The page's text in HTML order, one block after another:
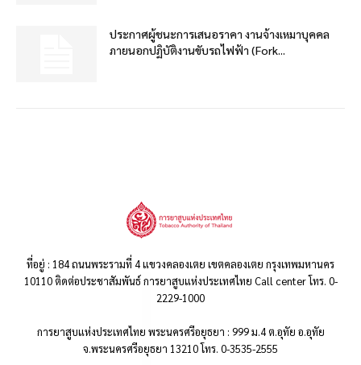
ประกาศผู้ชนะการเสนอราคา งานจ้างเหมาบุคคล
ภายนอกปฏิบัติงานขับรถไฟฟ้า (Fork...
ที่อยู่ : 184 ถนนพระรามที่ 4 แขวงคลองเตย เขตคลองเตย กรุงเทพมหานคร
10110 ติดต่อประชาสัมพันธ์ การยาสูบแห่งประเทศไทย Call center โทร. 0-
2229-1000
การยาสูบแห่งประเทศไทย พระนครศรีอยุธยา : 999 ม.4 ต.อุทัย อ.อุทัย
จ.พระนครศรีอยุธยา 13210 โทร. 0-3535-2555